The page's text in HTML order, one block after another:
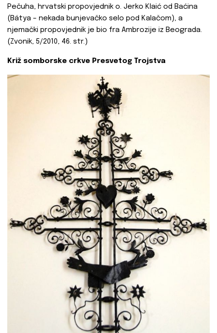
Pečuha, hrvatski propovjednik o. Jerko Klaić od Baćina
(Bátya – nekada bunjevačko selo pod Kalačom), a
njemački propovjednik je bio fra Ambrozije iz Beograda.
(Zvonik, 5/2010, 46. str.)
Križ somborske crkve Presvetog Trojstva